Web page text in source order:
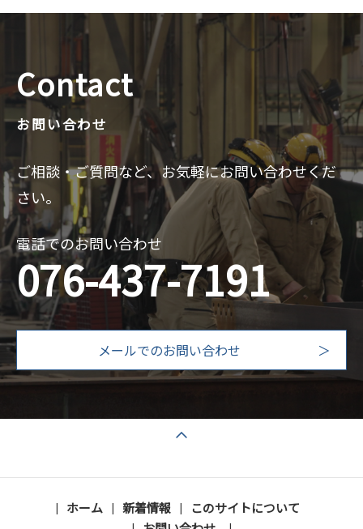
Contact
お問い合わせ
ご相談・ご質問など、お気軽にお問い合わせくだ
さい。
電話でのお問い合わせ
076-437-7191
メールでのお問い合わせ
ホーム 新着情報
このサイトについて